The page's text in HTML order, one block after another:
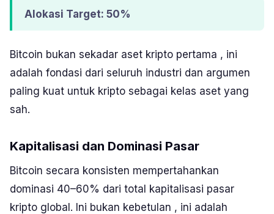
Alokasi Target: 50%
Bitcoin bukan sekadar aset kripto pertama , ini
adalah fondasi dari seluruh industri dan argumen
paling kuat untuk kripto sebagai kelas aset yang
sah.
Kapitalisasi dan Dominasi Pasar
Bitcoin secara konsisten mempertahankan
dominasi 40–60% dari total kapitalisasi pasar
kripto global. Ini bukan kebetulan , ini adalah